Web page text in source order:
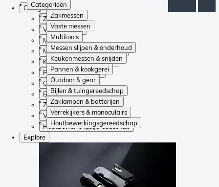
Categorieën
Zakmessen
Vaste messen
Multitools
Messen slijpen & onderhoud
Keukenmessen & snijden
Pannen & kookgerei
Outdoor & gear
Bijlen & tuingereedschap
Zaklampen & batterijen
Verrekijkers & monoculairs
Houtbewerkingsgereedschap
Categorieën
Zakmessen
Vaste messen
Multitools
Messen slijpen & onderhoud
Keukenmessen & snijden
Pannen & kookgerei
Outdoor & gear
Bijlen & tuingereedschap
Zaklampen & batterijen
Verrekijkers & monoculairs
Houtbewerkingsgereedschap
Explore